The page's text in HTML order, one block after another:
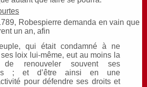
Robespierre demanda en vain que
un an, afin
qui était condamné à ne
loix lui-même, eut au moins la
de renouveler souvent ses
; et d’être ainsi en une
pour défendre ses droits et